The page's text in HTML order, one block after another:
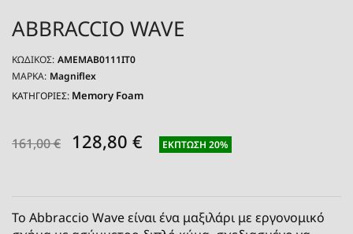
ABBRACCIO WAVE
ΚΩΔΙΚΌΣ: AMEMAB0111IT0
ΜΆΡΚΑ: Magniflex
ΚΑΤΗΓΟΡΙΕΣ: Memory Foam
161,00 € 128,80 € ΈΚΠΤΩΣΗ 20%
Το Abbraccio Wave είναι ένα μαξιλάρι με εργονομικό